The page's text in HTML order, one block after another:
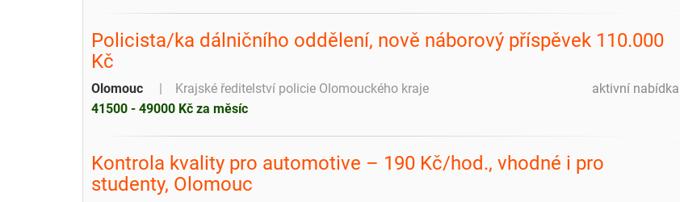
Policista/ka dálničního oddělení, nově náborový příspěvek 110.000
Kč
aktivní nabídka
Olomouc
Krajské ředitelství policie Olomouckého kraje
41500 - 49000 Kč za měsíc
Kontrola kvality pro automotive – 190 Kč/hod., vhodné i pro
studenty, Olomouc